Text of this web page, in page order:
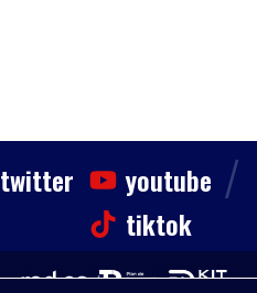
twitter youtube /
tiktok